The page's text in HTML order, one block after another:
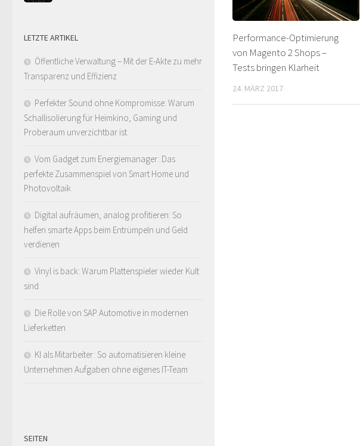
Performance-Optimierung
von Magento 2 Shops –
Tests bringen Klarheit
24. MÄRZ 2017
LETZTE ARTIKEL
Öffentliche Verwaltung – Mit der E-Akte zu mehr
Transparenz und Effizienz
Perfekter Sound ohne Kompromisse: Warum
Schallisolierung für Heimkino, Gaming und
Proberaum unverzichtbar ist
Vom Gadget zum Energiemanager: Das
perfekte Zusammenspiel von Smart Home und
Photovoltaik
Digital aufräumen, analog profitieren: So
helfen smarte Apps beim Entrümpeln und Geld
verdienen
Vinyl is back: Warum Plattenspieler wieder Kult
sind
Die Rolle von SAP Automotive in modernen
Lieferketten
KI als Mitarbeiter: So automatisieren kleine
Unternehmen Aufgaben ohne eigenes IT-Team
SEITEN